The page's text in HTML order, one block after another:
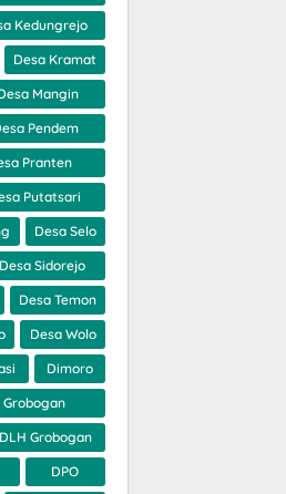
Kedungrejo
Desa Kramat
Mangin
Pendem
Pranten
Putatsari
Desa Selo
Desa Sidorejo
Desa Temon
Desa Wolo
Dimoro
DLH Grobogan
DPO